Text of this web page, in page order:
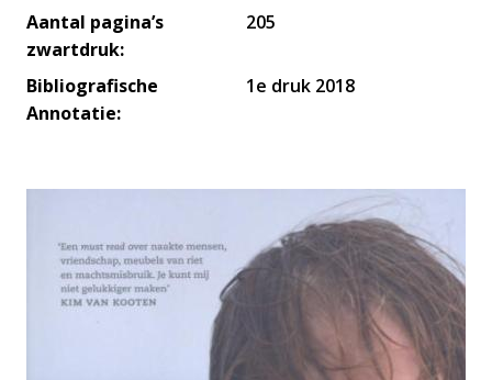
Aantal pagina’s
zwartdruk:
205
Bibliografische
Annotatie:
1e druk 2018